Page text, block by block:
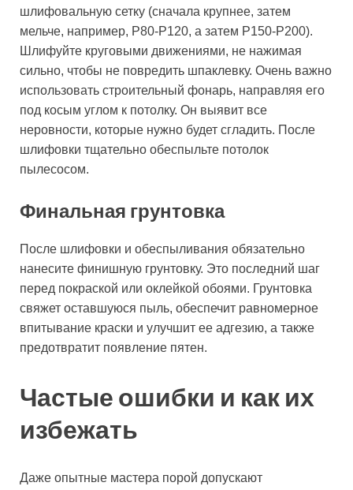
шлифовальную сетку (сначала крупнее, затем
мельче, например, P80-P120, а затем P150-P200).
Шлифуйте круговыми движениями, не нажимая
сильно, чтобы не повредить шпаклевку. Очень важно
использовать строительный фонарь, направляя его
под косым углом к потолку. Он выявит все
неровности, которые нужно будет сгладить. После
шлифовки тщательно обеспыльте потолок
пылесосом.
Финальная грунтовка
После шлифовки и обеспыливания обязательно
нанесите финишную грунтовку. Это последний шаг
перед покраской или оклейкой обоями. Грунтовка
свяжет оставшуюся пыль, обеспечит равномерное
впитывание краски и улучшит ее адгезию, а также
предотвратит появление пятен.
Частые ошибки и как их
избежать
Даже опытные мастера порой допускают